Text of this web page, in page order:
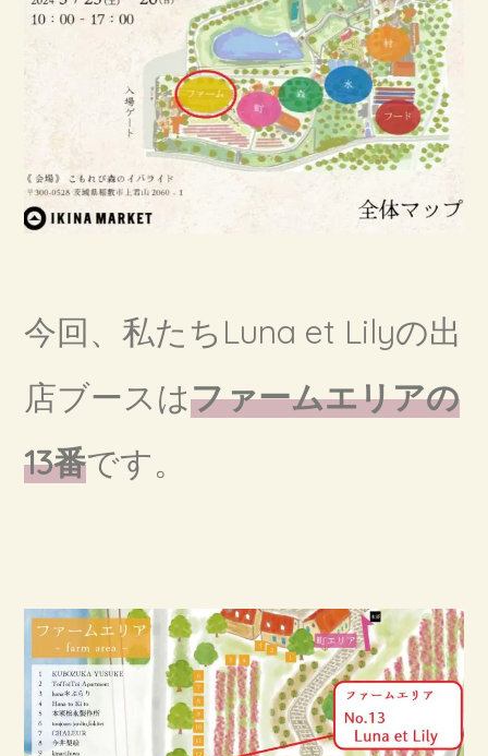
今回、私たちLuna et Lilyの出
店ブースはファームエリアの
13番です。